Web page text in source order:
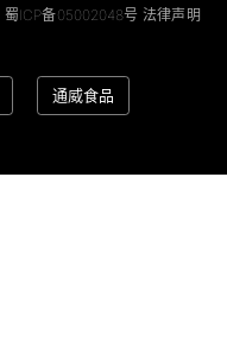
蜀ICP备05002048号 法律声明
通威食品